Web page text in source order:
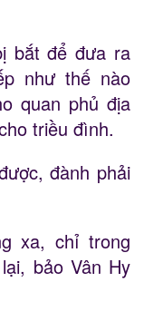
bắt để đưa ra
như thế nào
quan phủ địa
triều đình.
đành phải
xa, chỉ trong
bảo Vân Hy